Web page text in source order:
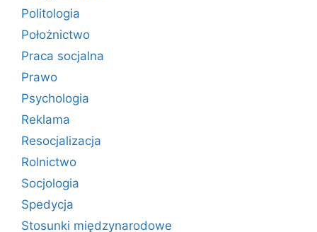
Politologia
Położnictwo
Praca socjalna
Prawo
Psychologia
Reklama
Resocjalizacja
Rolnictwo
Socjologia
Spedycja
Stosunki międzynarodowe